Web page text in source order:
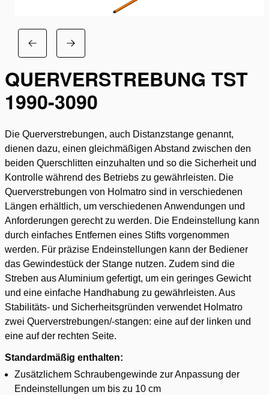
QUERVERSTREBUNG TST
1990-3090
Die Querverstrebungen, auch Distanzstange genannt,
dienen dazu, einen gleichmäßigen Abstand zwischen den
beiden Querschlitten einzuhalten und so die Sicherheit und
Kontrolle während des Betriebs zu gewährleisten. Die
Querverstrebungen von Holmatro sind in verschiedenen
Längen erhältlich, um verschiedenen Anwendungen und
Anforderungen gerecht zu werden. Die Endeinstellung kann
durch einfaches Entfernen eines Stifts vorgenommen
werden. Für präzise Endeinstellungen kann der Bediener
das Gewindestück der Stange nutzen. Zudem sind die
Streben aus Aluminium gefertigt, um ein geringes Gewicht
und eine einfache Handhabung zu gewährleisten. Aus
Stabilitäts- und Sicherheitsgründen verwendet Holmatro
zwei Querverstrebungen/-stangen: eine auf der linken und
eine auf der rechten Seite.
Standardmäßig enthalten:
Zusätzlichem Schraubengewinde zur Anpassung der
Endeinstellungen um bis zu 10 cm